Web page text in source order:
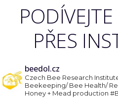
PŘES
beedol.cz
Czech Bee Research
Beekeeping/ Bee Health/
Honey + Mead production